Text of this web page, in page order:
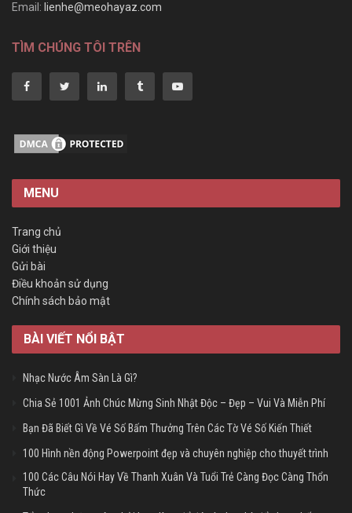
Email: lienhe@meohayaz.com
TÌM CHÚNG TÔI TRÊN
MENU
Trang chủ
Giới thiệu
Gửi bài
Điều khoản sử dụng
Chính sách bảo mật
BÀI VIẾT NỔI BẬT
Nhạc Nước Âm Sàn Là Gì?
Chia Sẻ 1001 Ảnh Chúc Mừng Sinh Nhật Độc – Đẹp – Vui Và Miễn Phí
Bạn Đã Biết Gì Về Vé Số Bấm Thưởng Trên Các Tờ Vé Số Kiến Thiết
100 Hình nền động Powerpoint đẹp và chuyên nghiệp cho thuyết trình
100 Các Câu Nói Hay Về Thanh Xuân Và Tuổi Trẻ Càng Đọc Càng Thổn
Thức